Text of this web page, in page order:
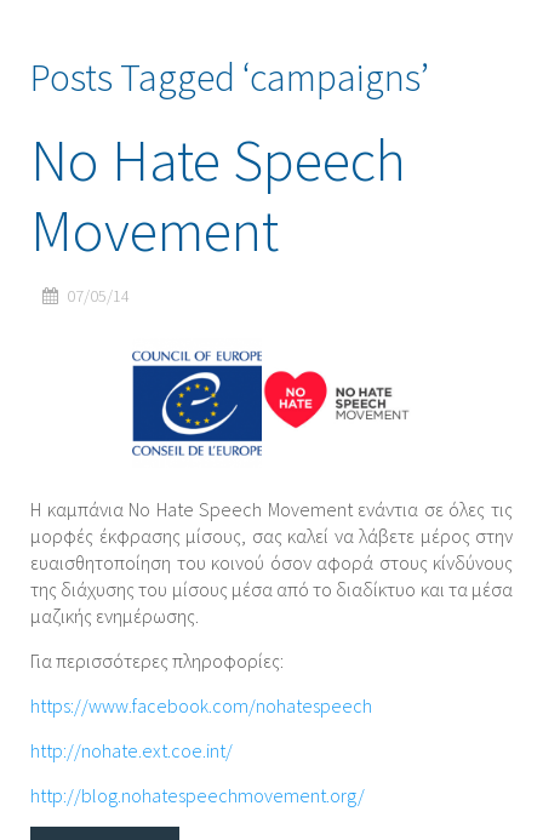
Posts Tagged ‘campaigns’
No Hate Speech
Movement
07/05/14
Η καμπάνια No Hate Speech Movement ενάντια σε όλες τις
μορφές έκφρασης μίσους, σας καλεί να λάβετε μέρος στην
ευαισθητοποίηση του κοινού όσον αφορά στους κίνδύνους
της διάχυσης του μίσους μέσα από το διαδίκτυο και τα μέσα
μαζικής ενημέρωσης.
Για περισσότερες πληροφορίες:
https://www.facebook.com/nohatespeech
http://nohate.ext.coe.int/
http://blog.nohatespeechmovement.org/